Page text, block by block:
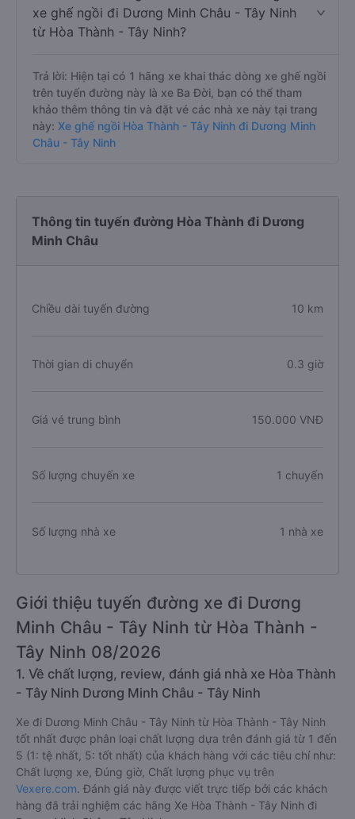
xe ghế ngồi đi Dương Minh Châu - Tây Ninh
từ Hòa Thành - Tây Ninh?
Trả lời: Hiện tại có 1 hãng xe khai thác dòng xe ghế ngồi
trên tuyến đường này là xe Ba Đời, bạn có thể tham
khảo thêm thông tin và đặt vé các nhà xe này tại trang
này: Xe ghế ngồi Hòa Thành - Tây Ninh đi Dương Minh
Châu - Tây Ninh
Thông tin tuyến đường Hòa Thành đi Dương
Minh Châu
Chiều dài tuyến đường 10 km
Thời gian di chuyển 0.3 giờ
Giá vé trung bình 150.000 VNĐ
Số lượng chuyến xe 1 chuyến
Số lượng nhà xe 1 nhà xe
Giới thiệu tuyến đường xe đi Dương
Minh Châu - Tây Ninh từ Hòa Thành -
Tây Ninh 08/2026
1. Về chất lượng, review, đánh giá nhà xe Hòa Thành
- Tây Ninh Dương Minh Châu - Tây Ninh
Xe đi Dương Minh Châu - Tây Ninh từ Hòa Thành - Tây Ninh
tốt nhất được phân loại chất lượng dựa trên đánh giá từ 1 đến
5 (1: tệ nhất, 5: tốt nhất) của khách hàng với các tiêu chí như:
Chất lượng xe, Đúng giờ, Chất lượng phục vụ trên
Vexere.com. Đánh giá này được viết trực tiếp bởi các khách
hàng đã trải nghiệm các hãng Xe Hòa Thành - Tây Ninh đi